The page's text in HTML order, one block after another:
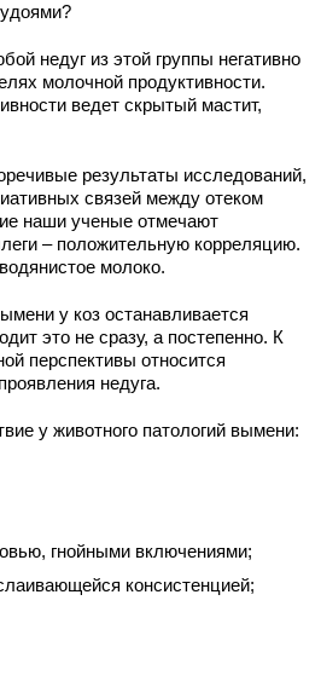
недуг из этой группы негативно
молочной продуктивности.
ведет скрытый мастит,
результаты исследований,
связей между отеком
наши ученые отмечают
– положительную корреляцию.
молоко.
у коз останавливается
это не сразу, а постепенно. К
перспективы относится
недуга.
у животного патологий вымени:
гнойными включениями;
консистенцией;